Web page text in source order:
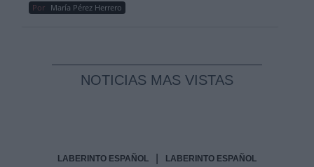
Por María Pérez Herrero
NOTICIAS MAS VISTAS
LABERINTO ESPAÑOL LABERINTO ESPAÑOL